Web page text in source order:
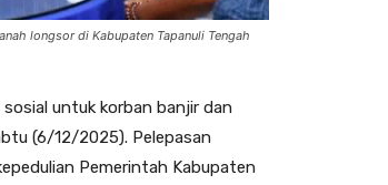
longsor di Kabupaten Tapanuli Tengah
untuk korban banjir dan
(6/12/2025). Pelepasan
Pemerintah Kabupaten